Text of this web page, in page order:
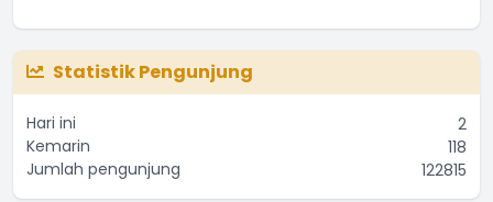
Statistik Pengunjung
Hari ini
2
Kemarin
118
Jumlah pengunjung
122815